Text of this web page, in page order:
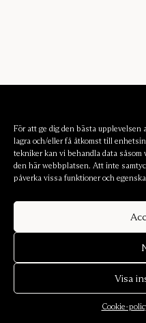
För att ge dig den bästa upplevelsen
lagra och/eller få åtkomst till
tekniker kan vi behandla data
den här webbplatsen. Att inte
påverka vissa funktioner och
Visa
Cookie-